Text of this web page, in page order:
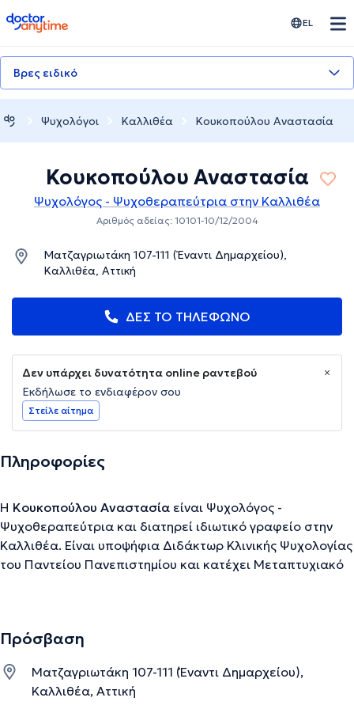
doctoranytime EL
Βρες ειδικό
Ψυχολόγοι Καλλιθέα Κουκοπούλου Αναστασία
Κουκοπούλου Αναστασία
Ψυχολόγος - Ψυχοθεραπεύτρια στην Καλλιθέα
Αριθμός αδείας: 10101-10/12/2004
Ματζαγριωτάκη 107-111 (Έναντι Δημαρχείου),
Καλλιθέα, Αττική
ΔΕΣ ΤΟ ΤΗΛΕΦΩΝΟ
Δεν υπάρχει δυνατότητα online ραντεβού
Εκδήλωσε το ενδιαφέρον σου
Στείλε αίτημα
Πληροφορίες
Η Κουκοπούλου Αναστασία είναι Ψυχολόγος -
Ψυχοθεραπεύτρια και διατηρεί ιδιωτικό γραφείο στην
Καλλιθέα. Είναι υποψήφια Διδάκτωρ Κλινικής Ψυχολογίας
του Παντείου Πανεπιστημίου και κατέχει Μεταπτυχιακό
προπτυχιακές της σπουδές στο Τμήμα Ψυχολογίας στο
Συστημική Θεραπεία Οικογένειας και Ζεύγους και στη
Γνωσιακή Ψυχοθεραπεία στο Αιγινήτειο Πανεπιστημιακό
Πρόσβαση
Ματζαγριωτάκη 107-111 (Έναντι Δημαρχείου),
Καλλιθέα, Αττική